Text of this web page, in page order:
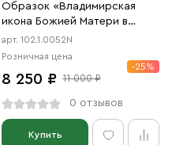
Образок «Владимирская
икона Божией Матери в
форме цаты» чернение
арт. 102.1.0052N
Розничная цена
8 250 ₽ 11 000 ₽
-25%
0 отзывов
Купить